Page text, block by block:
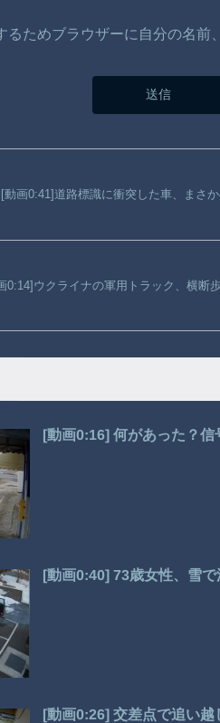
るためブラウザーに自分の名
[動画0:41]道路標識に衝突した車、まさ
0:14]ウクライナの軍用トラック、横断
[動画0:16] 何があった？信
[動画0:40] 73歳女性、雪
[動画0:26] 交差点で追い